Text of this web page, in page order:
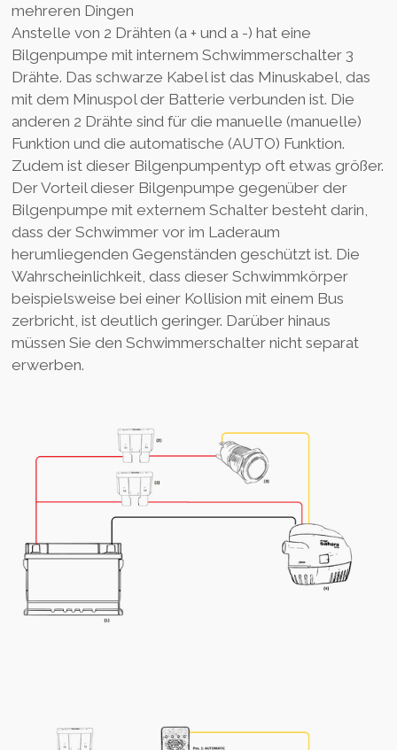
mehreren Dingen
Anstelle von 2 Drähten (a + und a -) hat eine
Bilgenpumpe mit internem Schwimmerschalter 3
Drähte. Das schwarze Kabel ist das Minuskabel, das
mit dem Minuspol der Batterie verbunden ist. Die
anderen 2 Drähte sind für die manuelle (manuelle)
Funktion und die automatische (AUTO) Funktion.
Zudem ist dieser Bilgenpumpentyp oft etwas größer.
Der Vorteil dieser Bilgenpumpe gegenüber der
Bilgenpumpe mit externem Schalter besteht darin,
dass der Schwimmer vor im Laderaum
herumliegenden Gegenständen geschützt ist. Die
Wahrscheinlichkeit, dass dieser Schwimmkörper
beispielsweise bei einer Kollision mit einem Bus
zerbricht, ist deutlich geringer. Darüber hinaus
müssen Sie den Schwimmerschalter nicht separat
erwerben.